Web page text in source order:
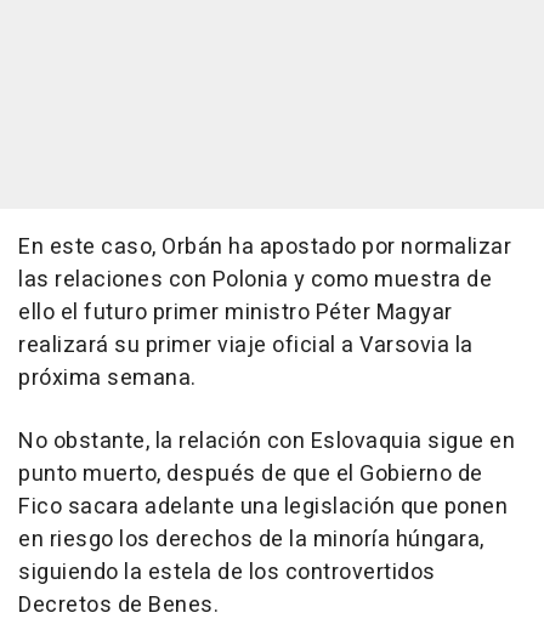
En este caso, Orbán ha apostado por normalizar
las relaciones con Polonia y como muestra de
ello el futuro primer ministro Péter Magyar
realizará su primer viaje oficial a Varsovia la
próxima semana.
No obstante, la relación con Eslovaquia sigue en
punto muerto, después de que el Gobierno de
Fico sacara adelante una legislación que ponen
en riesgo los derechos de la minoría húngara,
siguiendo la estela de los controvertidos
Decretos de Benes.